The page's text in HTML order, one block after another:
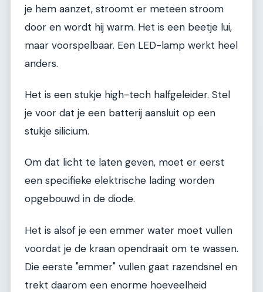
je hem aanzet, stroomt er meteen stroom
door en wordt hij warm. Het is een beetje lui,
maar voorspelbaar. Een LED-lamp werkt heel
anders.
Het is een stukje high-tech halfgeleider. Stel
je voor dat je een batterij aansluit op een
stukje silicium.
Om dat licht te laten geven, moet er eerst
een specifieke elektrische lading worden
opgebouwd in de diode.
Het is alsof je een emmer water moet vullen
voordat je de kraan opendraait om te wassen.
Die eerste "emmer" vullen gaat razendsnel en
trekt daarom een enorme hoeveelheid